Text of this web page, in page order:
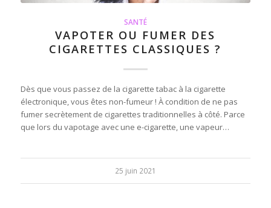
SANTÉ
VAPOTER OU FUMER DES
CIGARETTES CLASSIQUES ?
Dès que vous passez de la cigarette tabac à la cigarette
électronique, vous êtes non-fumeur ! À condition de ne pas
fumer secrètement de cigarettes traditionnelles à côté. Parce
que lors du vapotage avec une e-cigarette, une vapeur…
25 juin 2021